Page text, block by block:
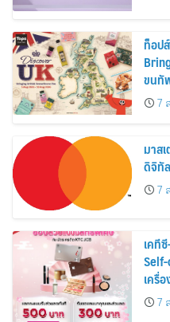
ท็อป
ขนทั
อาณ
สิงหา
7
มาส
ดิจิทั
7
เคที
เครื่
7